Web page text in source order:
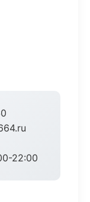
22:00